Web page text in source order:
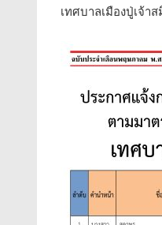
เทศบาลเมืองปู่เจ้า